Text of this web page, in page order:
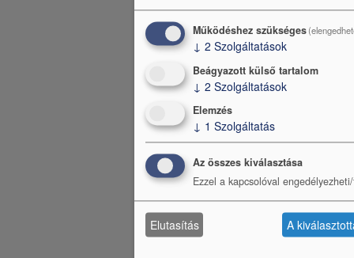
Működéshez szükséges
↓ 2 Szolgáltatások
Beágyazott külső tartalom
↓ 2 Szolgáltatások
Elemzés
↓ 1 Szolgáltatás
Az összes kiválasztása
Ezzel a kapcsolóval
Elutasítás A